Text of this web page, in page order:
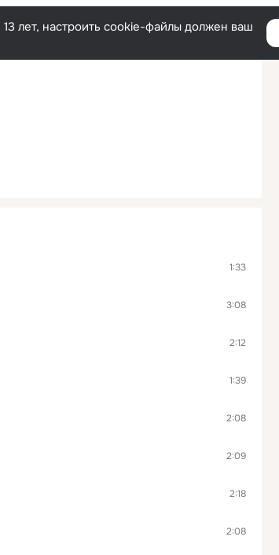
Русский
лет, настроить cookie-файлы должен ваш
1:33
3:08
2:12
1:39
2:08
2:09
2:18
2:08